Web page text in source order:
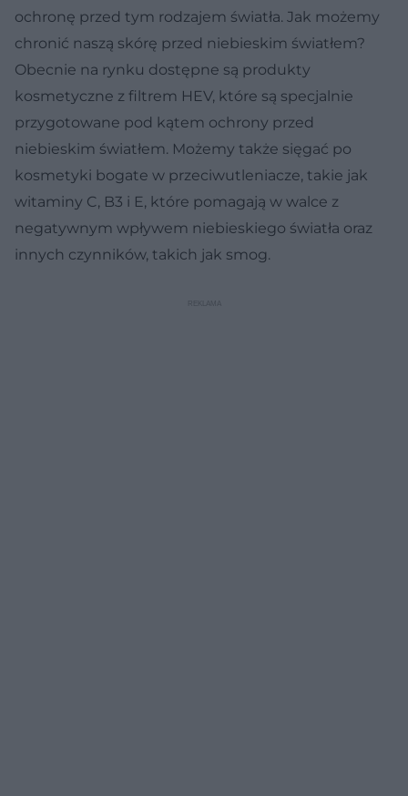
ochronę przed tym rodzajem światła. Jak możemy
chronić naszą skórę przed niebieskim światłem?
Obecnie na rynku dostępne są produkty
kosmetyczne z filtrem HEV, które są specjalnie
przygotowane pod kątem ochrony przed
niebieskim światłem. Możemy także sięgać po
kosmetyki bogate w przeciwutleniacze, takie jak
witaminy C, B3 i E, które pomagają w walce z
negatywnym wpływem niebieskiego światła oraz
innych czynników, takich jak smog.